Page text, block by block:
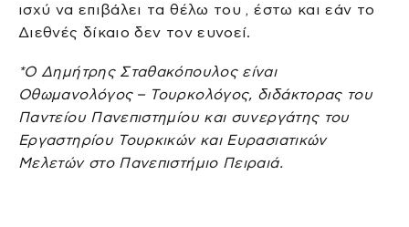
ισχύ να επιβάλει τα θέλω του , έστω και εάν το
Διεθνές δίκαιο δεν τον ευνοεί.
*Ο Δημήτρης Σταθακόπουλος είναι
Οθωμανολόγος – Τουρκολόγος, διδάκτορας του
Παντείου Πανεπιστημίου και συνεργάτης του
Εργαστηρίου Τουρκικών και Ευρασιατικών
Μελετών στο Πανεπιστήμιο Πειραιά.